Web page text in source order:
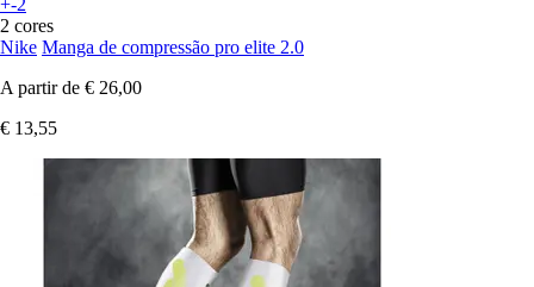
2 cores
Nike Manga de compressão pro elite 2.0
A partir de € 26,00
€ 13,55